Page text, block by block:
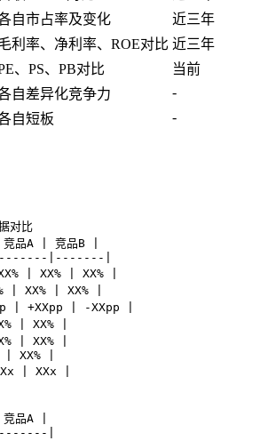
自市占率及变化
近三年
利率、净利率、ROE对比 近三年
、PS、PB对比
当前
自差异化竞争力
-
自短板 -
对比
品A | 竞品B |
|-------|
| XX% | XX% |
| XX% | XX% |
| +XXpp | -XXpp |
| XX% |
| XX% |
| XX% |
| XXx |
品A |
|